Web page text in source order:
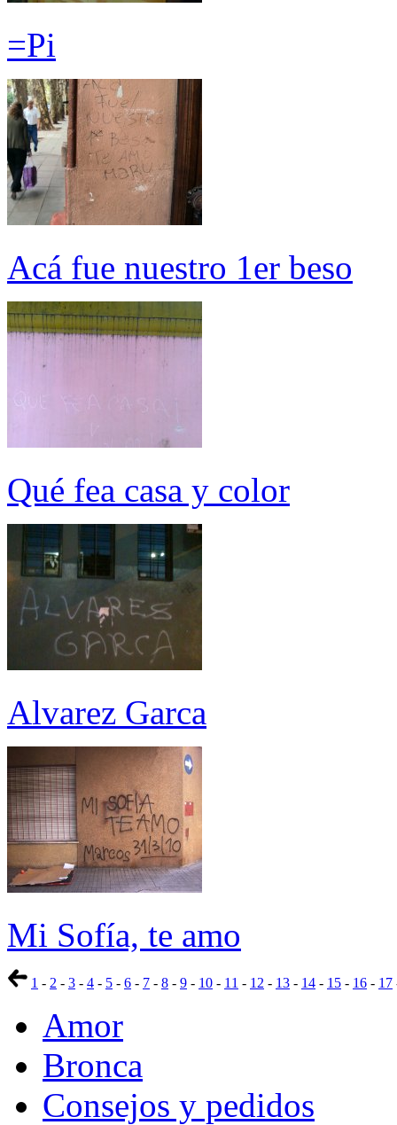
=Pi
Acá fue nuestro 1er beso
Qué fea casa y color
Alvarez Garca
Mi Sofía, te amo
1 - 2 - 3 - 4 - 5 - 6 - 7 - 8 - 9 - 10 - 11 - 12 - 13 - 14 - 15 - 16 - 17
Amor
Bronca
Consejos y pedidos